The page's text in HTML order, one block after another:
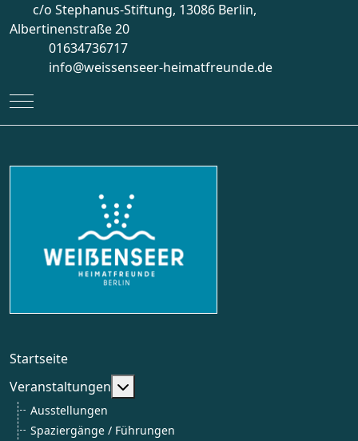
c/o Stephanus-Stiftung, 13086 Berlin,
Albertinenstraße 20
01634736717
info@weissenseer-heimatfreunde.de
Mobile Menu Toggle
Startseite
Veranstaltungen
Weitere Informationen:
Ausstellungen
Spaziergänge / Führungen